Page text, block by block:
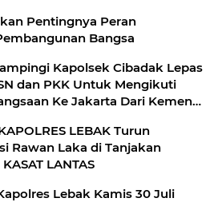
Pentingnya Peran
Bangsa
Kapolsek Cibadak Lepas
dan PKK Untuk Mengikuti
Ke Jakarta Dari Kemenag
LEBAK Turun
Rawan Laka di Tanjakan
LANTAS
Lebak Kamis 30 Juli